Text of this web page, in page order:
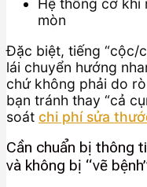
Hệ thống cơ
mòn
Đặc biệt, tiếng “cộc/
lái chuyển hướng
chứ không phải do
bạn tránh thay “cả
soát chi phí sửa
Cần chuẩn bị thông
và không bị “vẽ